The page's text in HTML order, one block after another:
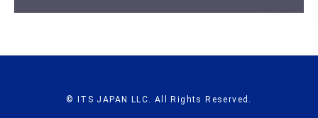
© ITS JAPAN LLC. All Rights Reserved.